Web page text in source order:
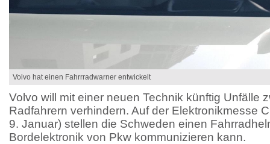
Volvo hat einen Fahrrradwarner entwickelt
Volvo will mit einer neuen Technik künftig Unfälle
Radfahrern verhindern. Auf der Elektronikmesse
9. Januar) stellen die Schweden einen
Bordelektronik von Pkw kommunizieren kann.